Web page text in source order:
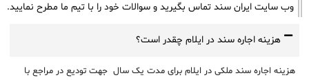
وب سایت ایران سند تماس بگیرید و سوالات خود را با تیم ما مطرح نمایید.
هزینه اجاره سند در ایلام چقدر است؟
هزینه اجاره سند ملکی در ایلام برای مدت یک سال جهت تودیع در مراجع با